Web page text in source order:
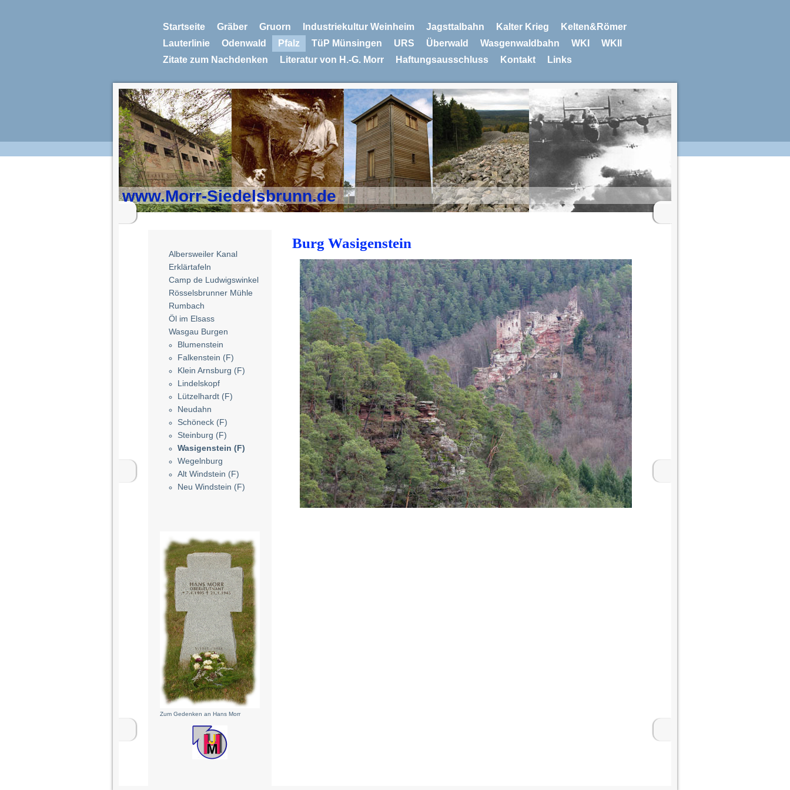
Startseite Gräber Gruorn Industriekultur Weinheim Jagsttalbahn Kalter Krieg
Kelten&Römer
Lauterlinie
Odenwald Pfalz TüP Münsingen URS Überwald Wasgenwaldbahn WKI
WKII
Zitate zum Nachdenken
Literatur von H.-G. Morr Haftungsausschluss Kontakt Links
www.Morr-Siedelsbrunn.de
Albersweiler Kanal
Erklärtafeln
Camp de Ludwigswinkel
Rösselsbrunner Mühle
Rumbach
Öl im Elsass
Wasgau Burgen
Blumenstein
Falkenstein (F)
Klein Arnsburg (F)
Lindelskopf
Lützelhardt (F)
Neudahn
Schöneck (F)
Steinburg (F)
Wasigenstein (F)
Wegelnburg
Alt Windstein (F)
Neu Windstein (F)
Zum Gedenken an Hans Morr
Burg Wasigenstein